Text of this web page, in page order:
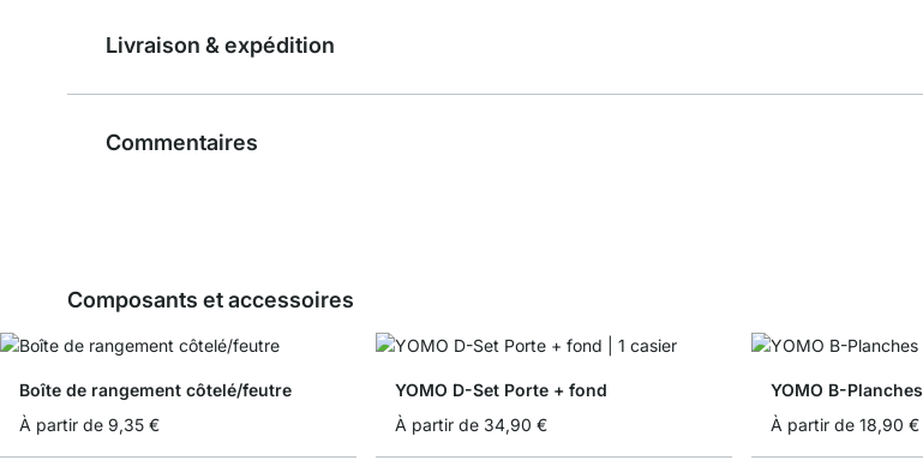
Livraison & expédition
Commentaires
Composants et accessoires
Boîte de rangement côtelé/feutre
À partir de 9,35 €
YOMO D-Set Porte + fond
À partir de 34,90 €
YOMO B-Planches
À partir de 18,90 €